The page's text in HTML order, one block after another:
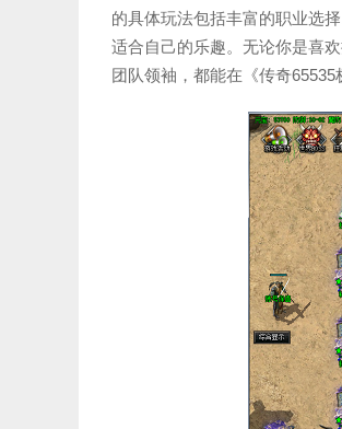
的具体玩法包括丰富的职业选
适合自己的乐趣。无论你是喜
团队领袖，都能在《传奇65535